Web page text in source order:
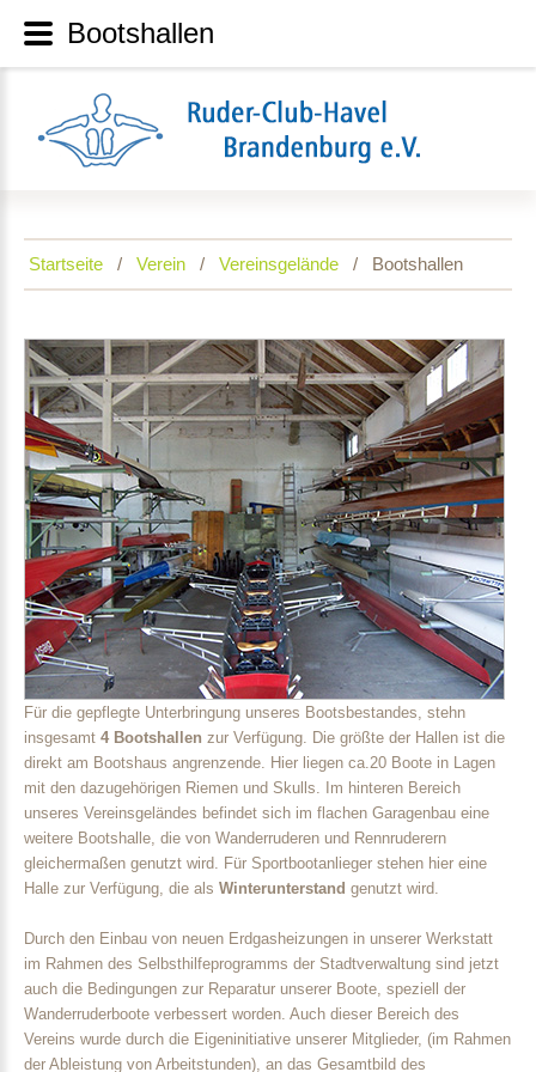
Startseite Verein Vereinsgelände Bootshallen
Für die gepflegte Unterbringung unseres Bootsbestandes, stehn
insgesamt 4 Bootshallen zur Verfügung. Die größte der Hallen ist die
direkt am Bootshaus angrenzende. Hier liegen ca.20 Boote in Lagen
mit den dazugehörigen Riemen und Skulls. Im hinteren Bereich
unseres Vereinsgeländes befindet sich im flachen Garagenbau eine
weitere Bootshalle, die von Wanderruderen und Rennruderern
gleichermaßen genutzt wird. Für Sportbootanlieger stehen hier eine
Halle zur Verfügung, die als Winterunterstand genutzt wird.
Durch den Einbau von neuen Erdgasheizungen in unserer Werkstatt
im Rahmen des Selbsthilfeprogramms der Stadtverwaltung sind jetzt
auch die Bedingungen zur Reparatur unserer Boote, speziell der
Wanderruderboote verbessert worden. Auch dieser Bereich des
Vereins wurde durch die Eigeninitiative unserer Mitglieder, (im Rahmen
der Ableistung von Arbeitstunden), an das Gesamtbild des
Bootshallen